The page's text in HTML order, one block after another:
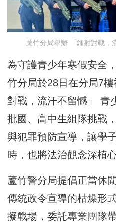
蘆竹分局舉辦 「鐳射對戰，
為守護青少年寒假安全
竹分局於28日在分局7
對戰，流汗不留憾」 青
批國、高中生組隊挑戰
與犯罪預防宣導，讓學
時，也將法治觀念深植心
蘆竹警分局提倡正當休
傳統政令宣導的枯燥形
擬戰場，委託專業團隊